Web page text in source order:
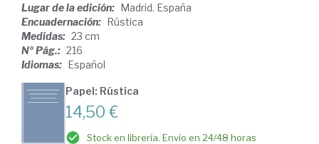
Lugar de la edición: Madrid. España
Encuadernación: Rústica
Medidas: 23 cm
Nº Pág.: 216
Idiomas: Español
Papel: Rústica
14,50 €
Stock en librería. Envío en 24/48 horas